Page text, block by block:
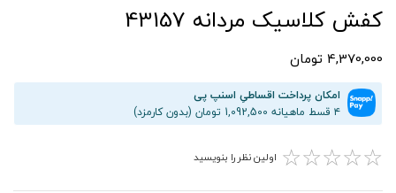
کفش کلاسیک مردانه 43157
4,370,000 تومان
امکان پرداخت اقساطیِ اسنپ پی
۴ قسط ماهیانه 1,092,500 تومان (بدون کارمزد)
☆
☆
☆
☆
☆ اولین نظر را بنویسید